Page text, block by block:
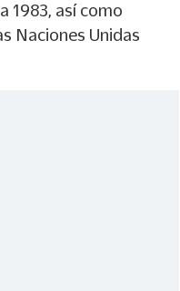
1983, así como
Naciones Unidas